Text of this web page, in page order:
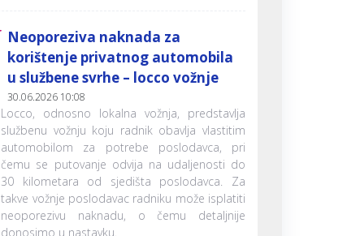
Neoporeziva naknada za
korištenje privatnog automobila
u službene svrhe – locco vožnje
30.06.2026 10:08
Locco, odnosno lokalna vožnja, predstavlja
službenu vožnju koju radnik obavlja vlastitim
automobilom za potrebe poslodavca, pri
čemu se putovanje odvija na udaljenosti do
30 kilometara od sjedišta poslodavca. Za
takve vožnje poslodavac radniku može isplatiti
neoporezivu naknadu, o čemu detaljnije
donosimo u nastavku.